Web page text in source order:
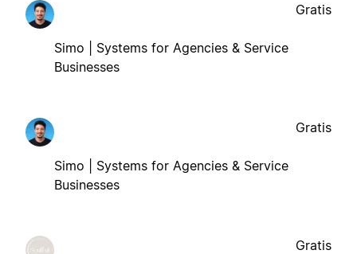
Simo | Systems for Agencies & Service
Businesses
Gratis
Simo | Systems for Agencies & Service
Businesses
Gratis
Gratis